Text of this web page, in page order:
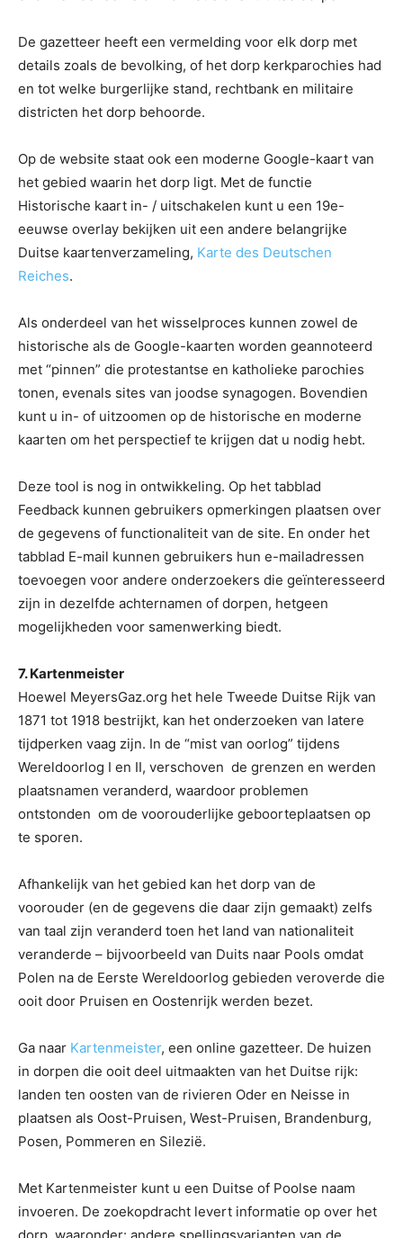
De gazetteer heeft een vermelding voor elk dorp met
details zoals de bevolking, of het dorp kerkparochies had
en tot welke burgerlijke stand, rechtbank en militaire
districten het dorp behoorde.
Op de website staat ook een moderne Google-kaart van
het gebied waarin het dorp ligt. Met de functie
Historische kaart in- / uitschakelen kunt u een 19e-
eeuwse overlay bekijken uit een andere belangrijke
Duitse kaartenverzameling, Karte des Deutschen
Reiches.
Als onderdeel van het wisselproces kunnen zowel de
historische als de Google-kaarten worden geannoteerd
met “pinnen” die protestantse en katholieke parochies
tonen, evenals sites van joodse synagogen. Bovendien
kunt u in- of uitzoomen op de historische en moderne
kaarten om het perspectief te krijgen dat u nodig hebt.
Deze tool is nog in ontwikkeling. Op het tabblad
Feedback kunnen gebruikers opmerkingen plaatsen over
de gegevens of functionaliteit van de site. En onder het
tabblad E-mail kunnen gebruikers hun e-mailadressen
toevoegen voor andere onderzoekers die geïnteresseerd
zijn in dezelfde achternamen of dorpen, hetgeen
mogelijkheden voor samenwerking biedt.
7. Kartenmeister
Hoewel MeyersGaz.org het hele Tweede Duitse Rijk van
1871 tot 1918 bestrijkt, kan het onderzoeken van latere
tijdperken vaag zijn. In de “mist van oorlog” tijdens
Wereldoorlog I en II, verschoven de grenzen en werden
plaatsnamen veranderd, waardoor problemen
ontstonden om de voorouderlijke geboorteplaatsen op
te sporen.
Afhankelijk van het gebied kan het dorp van de
voorouder (en de gegevens die daar zijn gemaakt) zelfs
van taal zijn veranderd toen het land van nationaliteit
veranderde – bijvoorbeeld van Duits naar Pools omdat
Polen na de Eerste Wereldoorlog gebieden veroverde die
ooit door Pruisen en Oostenrijk werden bezet.
Ga naar Kartenmeister, een online gazetteer. De huizen
in dorpen die ooit deel uitmaakten van het Duitse rijk:
landen ten oosten van de rivieren Oder en Neisse in
plaatsen als Oost-Pruisen, West-Pruisen, Brandenburg,
Posen, Pommeren en Silezië.
Met Kartenmeister kunt u een Duitse of Poolse naam
invoeren. De zoekopdracht levert informatie op over het